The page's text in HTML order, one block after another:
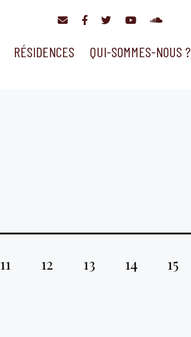
RÉSIDENCES QUI-SOMMES-NOUS ?
11 12 13 14 15